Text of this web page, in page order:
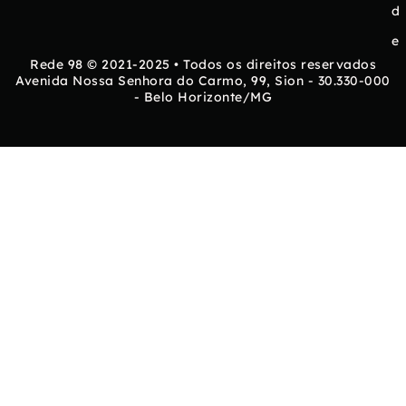
d
e
Rede 98 © 2021-2025 • Todos os direitos reservados
Avenida Nossa Senhora do Carmo, 99, Sion - 30.330-000
- Belo Horizonte/MG